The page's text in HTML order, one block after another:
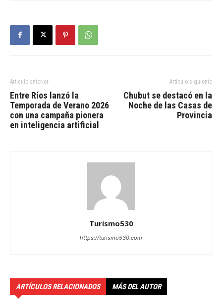
Artículo anterior
Entre Ríos lanzó la
Temporada de Verano 2026
con una campaña pionera
en inteligencia artificial
Artículo siguiente
Chubut se destacó en la
Noche de las Casas de
Provincia
Turismo530
https://turismo530.com
ARTÍCULOS RELACIONADOS MÁS DEL AUTOR